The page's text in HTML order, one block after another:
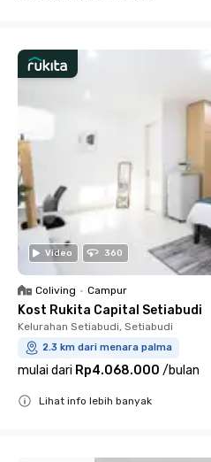
Video 360
Coliving • Campur
Kost Rukita Capital Setiabudi
Kelurahan Setiabudi, Setiabudi
2.3 km dari menara palma
mulai dari Rp4.068.000 /bulan
Lihat info lebih banyak